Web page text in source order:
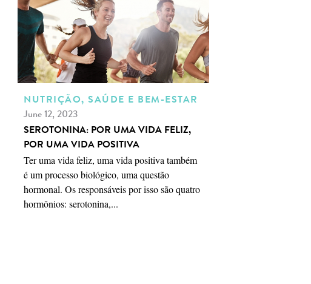
NUTRIÇÃO, SAÚDE E BEM-ESTAR
June 12, 2023
SEROTONINA: POR UMA VIDA FELIZ,
POR UMA VIDA POSITIVA
Ter uma vida feliz, uma vida positiva também
é um processo biológico, uma questão
hormonal. Os responsáveis por isso são quatro
hormônios: serotonina,...